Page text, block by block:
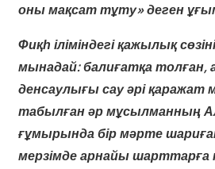
оны мақсат тұту» деген
Фиқһ іліміндегі қажылық
мынадай: балиғатқа толған,
денсаулығы сау әрі қаражат
табылған әр мұсылманның
ғұмырында бір мәрте
мерзімде арнайы шарттарға